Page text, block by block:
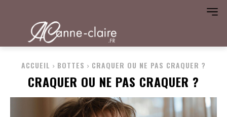
ACCUEIL BOTTES CRAQUER OU NE PAS CRAQUER ?
CRAQUER OU NE PAS CRAQUER ?